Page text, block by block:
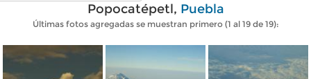
Popocatépetl, Puebla
Últimas fotos agregadas se muestran primero (1 al 19 de 19):